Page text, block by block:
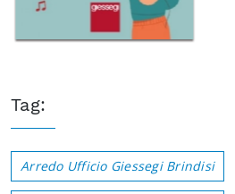
Tag:
Arredo Ufficio Giessegi Brindisi